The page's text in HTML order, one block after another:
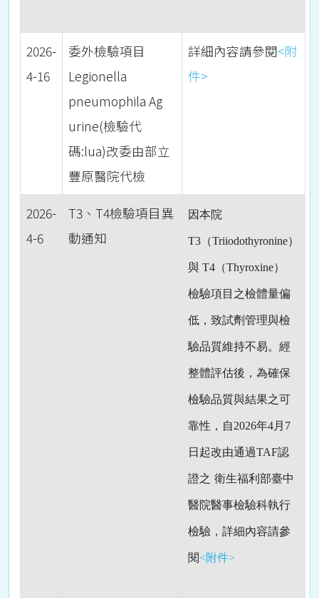
2026-
4-16
委外檢驗項目
Legionella
pneumophila Ag
urine(檢驗代
碼:lua)改委由部立
豐原醫院代檢
詳細內容請參閱<附
件>
2026-
4-6
T3、T4檢驗項目異
動通知
因本院
T3 （Triiodothyronine）
與 T4 （Thyroxine）
檢驗項目之檢體量偏
低，致試劑管理與檢
驗品質維持不易。經
整體評估後，為確保
檢驗品質與結果之可
靠性，自2026年4月 7
日起改由通過TAF認
證之 衛生福利部臺中
醫院醫事檢驗科執行
檢驗，詳細內容請參
閱<附件>